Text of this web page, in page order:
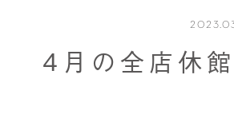
4月の全店休